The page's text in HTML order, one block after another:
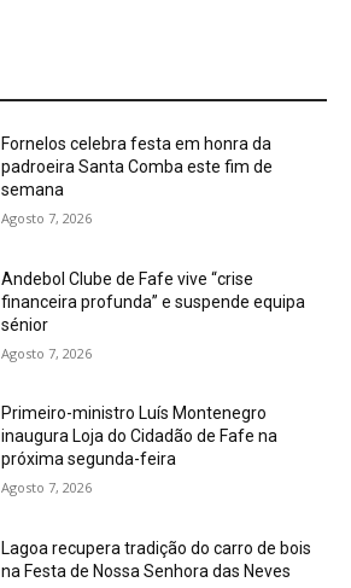
Fornelos celebra festa em honra da
padroeira Santa Comba este fim de
semana
Agosto 7, 2026
Andebol Clube de Fafe vive “crise
financeira profunda” e suspende equipa
sénior
Agosto 7, 2026
Primeiro-ministro Luís Montenegro
inaugura Loja do Cidadão de Fafe na
próxima segunda-feira
Agosto 7, 2026
Lagoa recupera tradição do carro de bois
na Festa de Nossa Senhora das Neves